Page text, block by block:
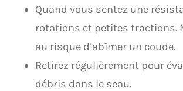
Quand vous sentez une
rotations et petites tractions.
au risque d’abîmer un coude.
Retirez régulièrement pour
débris dans le seau.